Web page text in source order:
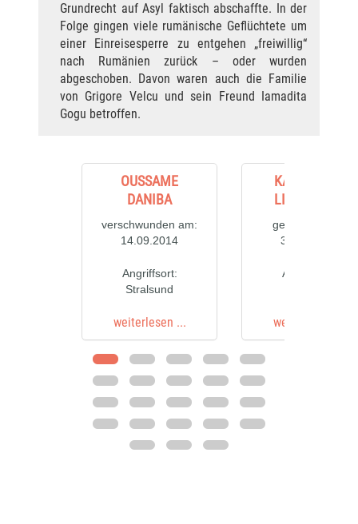
Grundrecht auf Asyl faktisch abschaffte. In der
Folge gingen viele rumänische Geflüchtete um
einer Einreisesperre zu entgehen „freiwillig“
nach Rumänien zurück – oder wurden
abgeschoben. Davon waren auch die Familie
von Grigore Velcu und sein Freund Iamadita
Gogu betroffen.
OUSSAME
DANIBA
verschwunden am:
14.09.2014
Angriffsort:
Stralsund
weiterlesen ...
KARL-HEINZ
LIECKFELDT
gestorben am:
30.09.2012
Angriffsort:
weiterlesen ...